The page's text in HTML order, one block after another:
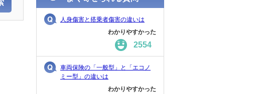
人身傷害と搭乗者傷害の違いは
わかりやすかった
2554
車両保険の「一般型」と「エコノ
ミー型」の違いは
わかりやすかった